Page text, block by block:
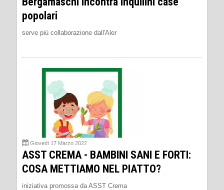
popolari
serve più collaborazione dall'Aler
Giovedì 17 Marzo 2022
ASST CREMA - BAMBINI SANI E FORTI:
COSA METTIAMO NEL PIATTO?
iniziativa promossa da ASST Crema